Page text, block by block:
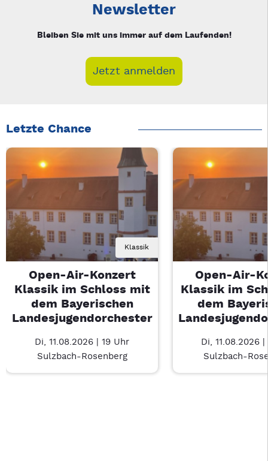
Newsletter
Bleiben Sie mit uns immer auf dem Laufenden!
Jetzt anmelden
Letzte Chance
Klassik
Open-Air-Konzert
Klassik im Schloss mit
dem Bayerischen
Landesjugendorchester
Di, 11.08.2026 | 19 Uhr
Sulzbach-Rosenberg
Open-Air-
Klassik im
dem
Di, 11.08.2026
Sulzbach-